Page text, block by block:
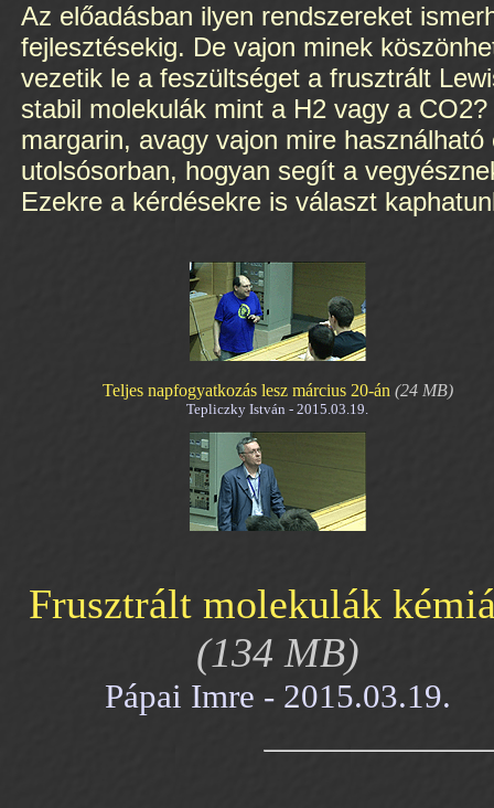
Az előadásban ilyen rendszereket
fejlesztésekig. De vajon minek
vezetik le a feszültséget a frusztrált
stabil molekulák mint a H2 vagy a
margarin, avagy vajon mire
utolsósorban, hogyan segít a
Ezekre a kérdésekre is választ
Teljes napfogyatkozás lesz március 20-án (24 MB)
Tepliczky István - 2015.03.19.
Frusztrált molekulák
(134 MB)
Pápai Imre - 2015.03.19.